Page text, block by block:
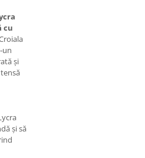
cu
și
și să